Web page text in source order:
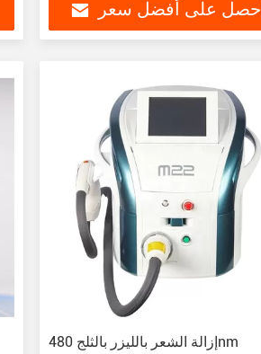
احصل على أفضل سعر
إزالة الشعر بالليزر بالثلج 480nm